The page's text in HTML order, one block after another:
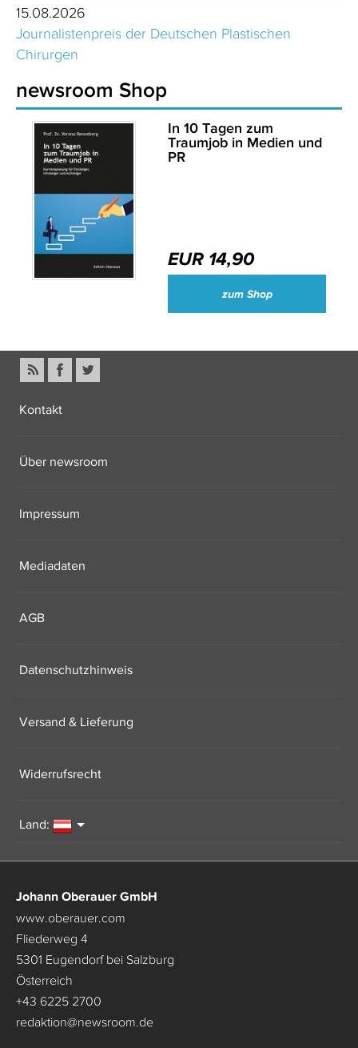
15.08.2026
Journalistenpreis der Deutschen Plastischen
Chirurgen
newsroom Shop
In 10 Tagen zum
Traumjob in Medien und
PR
EUR 14,90
zum Shop
Kontakt
Über newsroom
Impressum
Mediadaten
AGB
Datenschutzhinweis
Versand & Lieferung
Widerrufsrecht
Land:
Johann Oberauer GmbH
www.oberauer.com
Fliederweg 4
5301 Eugendorf bei Salzburg
Österreich
+43 6225 2700
redaktion@newsroom.de